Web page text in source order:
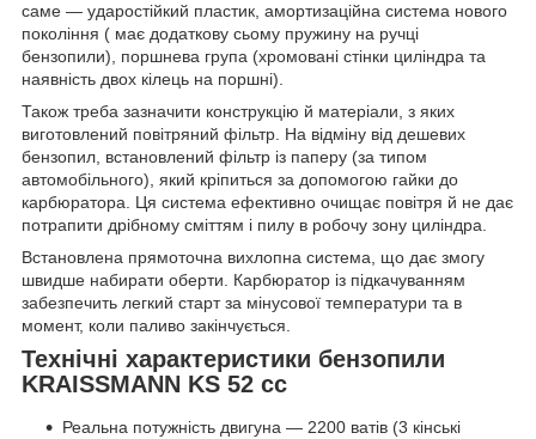
саме — ударостійкий пластик, амортизаційна система нового
покоління ( має додаткову сьому пружину на ручці
бензопили), поршнева група (хромовані стінки циліндра та
наявність двох кілець на поршні).
Також треба зазначити конструкцію й матеріали, з яких
виготовлений повітряний фільтр. На відміну від дешевих
бензопил, встановлений фільтр із паперу (за типом
автомобільного), який кріпиться за допомогою гайки до
карбюратора. Ця система ефективно очищає повітря й не дає
потрапити дрібному сміттям і пилу в робочу зону циліндра.
Встановлена прямоточна вихлопна система, що дає змогу
швидше набирати оберти. Карбюратор із підкачуванням
забезпечить легкий старт за мінусової температури та в
момент, коли паливо закінчується.
Технічні характеристики бензопили
KRAISSMANN KS 52 cc
Реальна потужність двигуна — 2200 ватів (3 кінські